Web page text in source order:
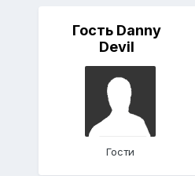
Гость Danny
Devil
Гости